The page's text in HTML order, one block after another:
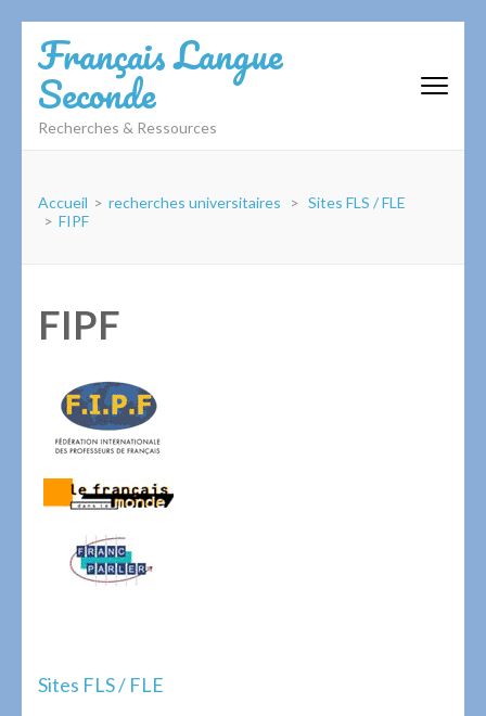
au
contenu
(Pressez
Entrée)
Français Langue
Seconde
Recherches & Ressources
Accueil > recherches universitaires > Sites FLS / FLE
> FIPF
FIPF
Navigation
Sites FLS / FLE